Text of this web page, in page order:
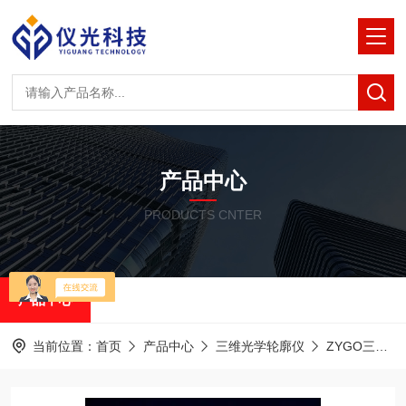
产品中心
PRODUCTS CNTER
产品中心
当前位置： 首页 产品中心 三维光学轮廓仪 ZYGO三维光学轮廓仪